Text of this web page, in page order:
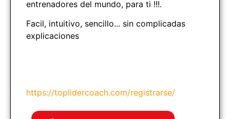
entrenadores del mundo, para ti !!!.
Facil, intuitivo, sencillo... sin complicadas
explicaciones
https://toplidercoach.com/registrarse/